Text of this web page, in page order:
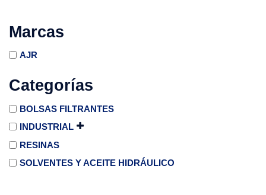
Marcas
AJR
Categorías
BOLSAS FILTRANTES
INDUSTRIAL
RESINAS
SOLVENTES Y ACEITE HIDRÁULICO